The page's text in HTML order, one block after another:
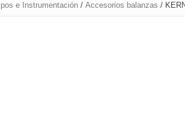
e Instrumentación / Accesorios balanzas /